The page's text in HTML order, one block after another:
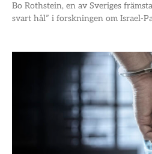
Bo Rothstein, en av Sveriges
svart hål” i forskningen om Israel-